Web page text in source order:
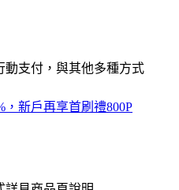
動支付，與其他多種方式
，新戶再享首刷禮800P